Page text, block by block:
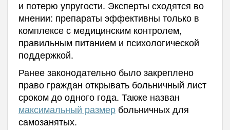
и потерю упругости. Эксперты сходятся во
мнении: препараты эффективны только в
комплексе с медицинским контролем,
правильным питанием и психологической
поддержкой.
Ранее законодательно было закреплено
право граждан открывать больничный лист
сроком до одного года. Также назван
максимальный размербольничных для
самозанятых.